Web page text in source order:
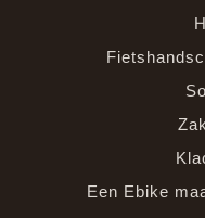
Een Ebike